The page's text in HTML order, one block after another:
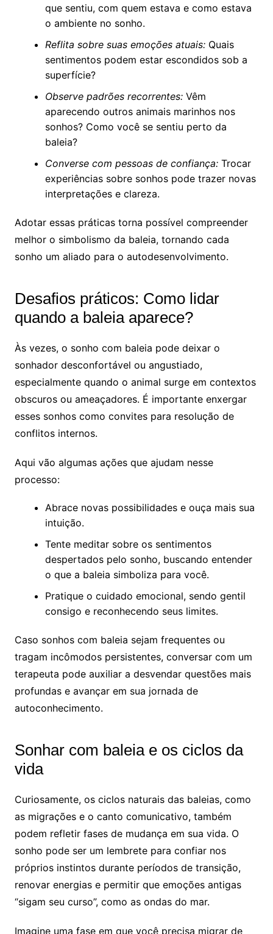
que sentiu, com quem estava e como estava
o ambiente no sonho.
Reflita sobre suas emoções atuais:Quais
sentimentos podem estar escondidos sob a
superfície?
Observe padrões recorrentes:Vêm
aparecendo outros animais marinhos nos
sonhos? Como você se sentiu perto da
baleia?
Converse com pessoas de confiança:Trocar
experiências sobre sonhos pode trazer novas
interpretações e clareza.
Adotar essas práticas torna possível compreender
melhor o simbolismo da baleia, tornando cada
sonho um aliado para o autodesenvolvimento.
Desafios práticos: Como lidar
quando a baleia aparece?
Às vezes, o sonho com baleia pode deixar o
sonhador desconfortável ou angustiado,
especialmente quando o animal surge em contextos
obscuros ou ameaçadores. É importante enxergar
esses sonhos como convites para resolução de
conflitos internos.
Aqui vão algumas ações que ajudam nesse
processo:
Abrace novas possibilidades e ouça mais sua
intuição.
Tente meditar sobre os sentimentos
despertados pelo sonho, buscando entender
o que a baleia simboliza para você.
Pratique o cuidado emocional, sendo gentil
consigo e reconhecendo seus limites.
Caso sonhos com baleia sejam frequentes ou
tragam incômodos persistentes, conversar com um
terapeuta pode auxiliar a desvendar questões mais
profundas e avançar em sua jornada de
autoconhecimento.
Sonhar com baleia e os ciclos da
vida
Curiosamente, os ciclos naturais das baleias, como
as migrações e o canto comunicativo, também
podem refletir fases de mudança em sua vida. O
sonho pode ser um lembrete para confiar nos
próprios instintos durante períodos de transição,
renovar energias e permitir que emoções antigas
“sigam seu curso”, como as ondas do mar.
Imagine uma fase em que você precisa migrar de